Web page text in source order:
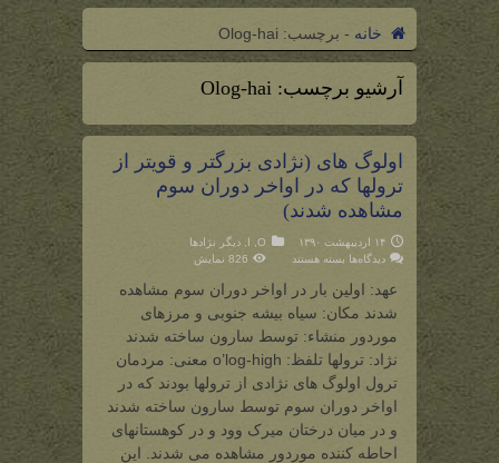
خانه - برچسب: Olog-hai
آرشیو برچسب: Olog-hai
اولوگ های (نژادی بزرگتر و قویتر از
ترولها که در اواخر دوران سوم
مشاهده شدند)
۱۴ اردیبهشت ۱۳۹۰ O ا
دیگر نژادها
دیدگاه‌ها برای
(نژادی
بزرگتر
و
قویتر
از
ترولها
که
در
اواخر
دوران
سوم
مشاهده
شدند)
بسته هستند 826 نمایش
عهد: اولین بار در اواخر دوران سوم مشاهده
شدند مکان: سیاه بیشه جنوبی و مرزهای
موردور منشاء: توسط سارون ساخته شدند
نژاد: ترولها تلفظ: o’log-high معنی: مردمان
ترول اولوگ های نژادی از ترولها بودند که در
اواخر دوران سوم توسط سارون ساخته شدند
و در میان درختان میرک وود و در کوهستانهای
احاطه کننده موردور مشاهده می شدند. این